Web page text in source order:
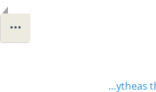
الرحلة الفريدة لبيثياس المارسيلي | The Extraordinary Voyage of Pytheas the Greek